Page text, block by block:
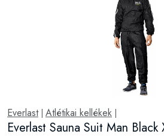
Everlast| Atlétikai kellékek
Everlast Sauna Suit Man Black